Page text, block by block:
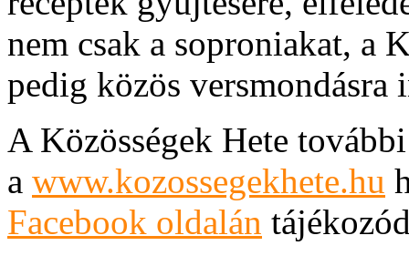
nem csak a soproniakat, a
pedig közös
A Közösségek Hete
a www.kozossegekhete.hu
Facebook oldalán